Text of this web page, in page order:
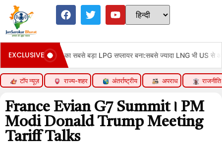
EXCLUSIVE
LNG भी US से आ रही; कतर से सप्लाई 91% घटी जापान में
टॉप न्यूज़ राज्य-शहर अंतर्राष्ट्रीय अपराध राजनीति
France Evian G7 Summit । PM
Modi Donald Trump Meeting
Tariff Talks